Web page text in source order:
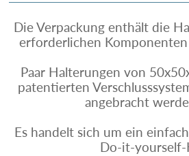
Die Verpackung enthält die
erforderlichen
Paar Halterungen von
patentierten
angebracht
Es handelt sich um ein
Do-it-yourself-